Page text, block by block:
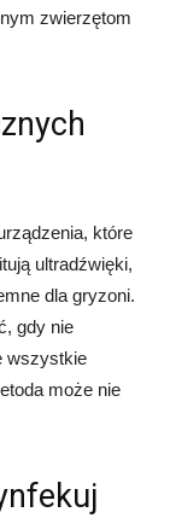
zwierzętom
które
ultradźwięki,
dla gryzoni.
gdy nie
wszystkie
może nie